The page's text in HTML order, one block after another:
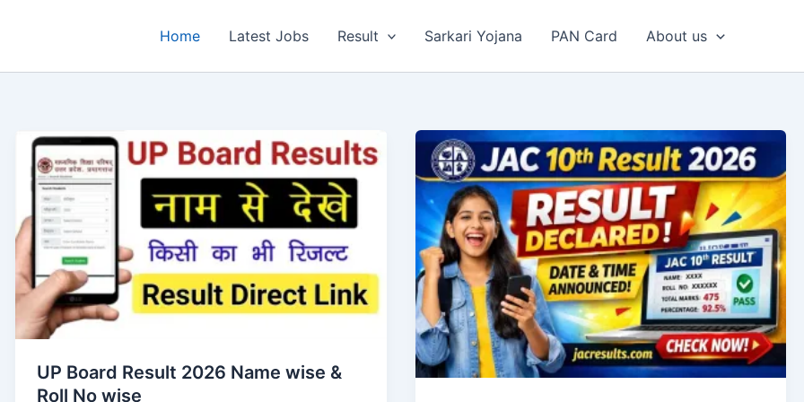
Home Latest Jobs Result Sarkari Yojana PAN Card About us
UP Board Result 2026 Name wise &
Roll No wise